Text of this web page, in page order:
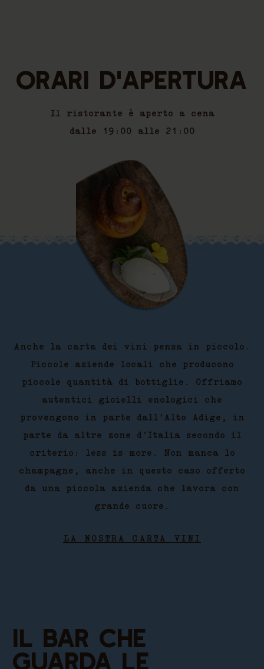
Orari d'apertura
Il ristorante è aperto a cena
dalle 19:00 alle 21:00
Anche la carta dei vini pensa in piccolo.
Piccole aziende locali che producono
piccole quantità di bottiglie. Offriamo
autentici gioielli enologici che
provengono in parte dall’Alto Adige, in
parte da altre zone d’Italia secondo il
criterio: less is more. Non manca lo
champagne, anche in questo caso offerto
da una piccola azienda che lavora con
grande cuore.
LA NOSTRA CARTA VINI
Il bar che
guarda le